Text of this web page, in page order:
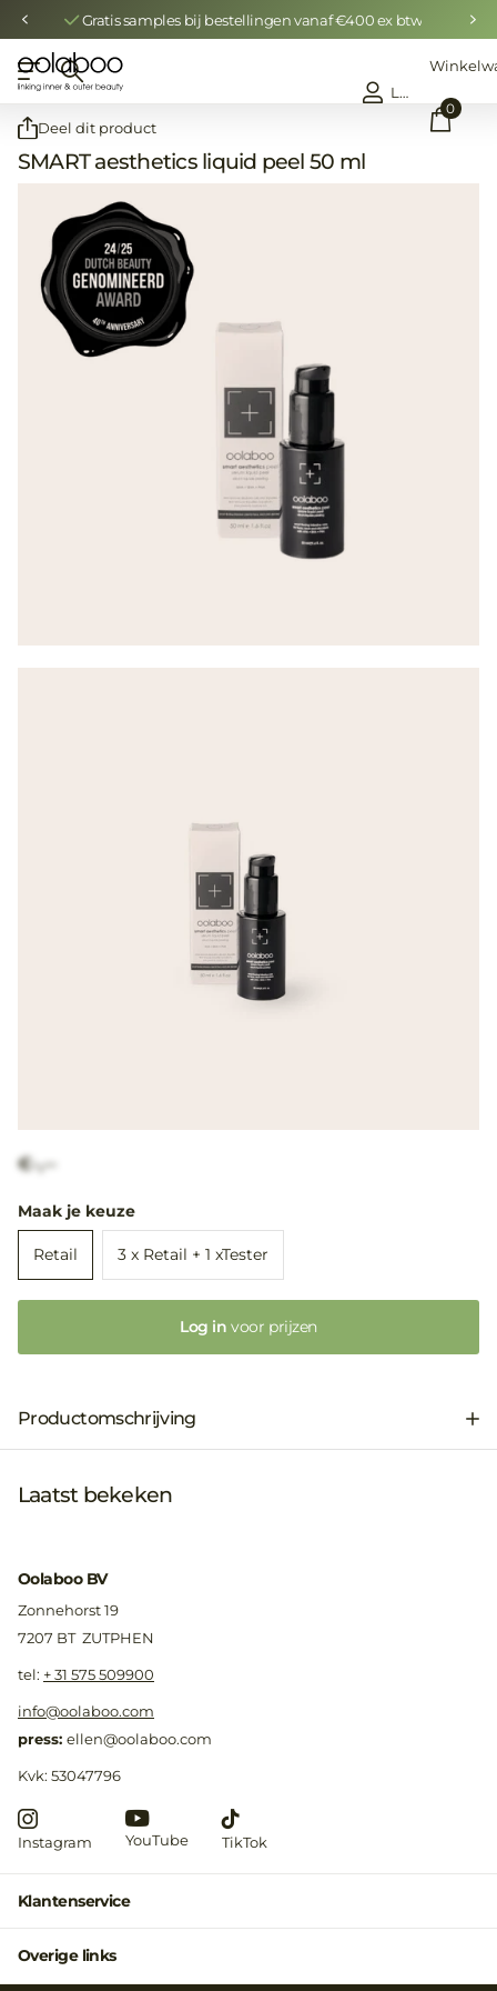
Gratis samples bij bestellingen vanaf €400 ex btw
Login
0
Deel dit product
SMART aesthetics liquid peel 50 ml
€-,--
Maak je keuze
Retail 3 x Retail + 1 xTester
Log invoor prijzen
Productomschrijving
Laatst bekeken
Oolaboo BV
Zonnehorst 19
7207 BT ZUTPHEN
​tel: + 31 575 509900
info@oolaboo.com
press: ellen@oolaboo.com
Kvk: 53047796
Instagram YouTube TikTok
Klantenservice
Overige links